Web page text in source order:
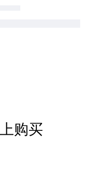
上购买